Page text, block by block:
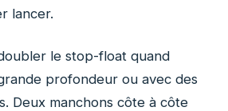
lancer.
le stop-float quand
profondeur ou avec des
Deux manchons côte à côte